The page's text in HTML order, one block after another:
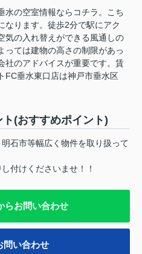
水の空室情報ならコチラ。こち
なります。徒歩2分で駅にアク
気の入れ替えができる風通しの
っては建物の高さの制限があっ
社のアドバイスが重要です。賃
垂水東口店は神戸市垂水区
(おすすめポイント)
石市等幅広く物件を取り扱って
付けくださいませ！！
らお問い合わせ
問い合わせ